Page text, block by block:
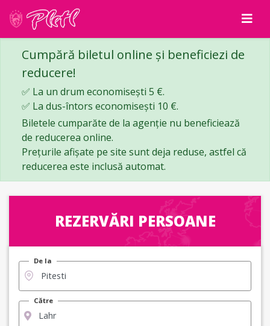
Cumpără biletul online și beneficiezi de
reducere!
✅ La un drum economisești 5 €.
✅ La dus-întors economisești 10 €.
Biletele cumparăte de la agenție nu beneficiează
de reducerea online.
Prețurile afișate pe site sunt deja reduse, astfel că
reducerea este inclusă automat.
REZERVĂRI PERSOANE
De la
Către